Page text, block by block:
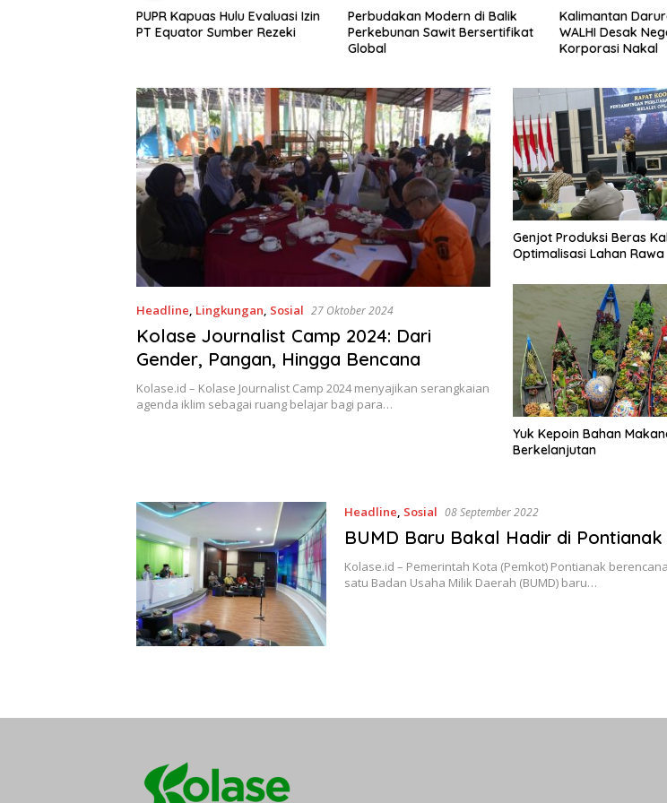
PUPR Kapuas Hulu Evaluasi Izin
PT Equator Sumber Rezeki
Perbudakan Modern di Balik
Perkebunan Sawit Bersertifikat
Global
Kalimantan Darurat
WALHI Desak
Korporasi Nakal
Headline, Lingkungan, Sosial 27 Oktober 2024
Kolase Journalist Camp 2024: Dari
Gender, Pangan, Hingga Bencana
Kolase.id – Kolase Journalist Camp 2024 menyajikan serangkaian
agenda iklim sebagai ruang belajar bagi para…
Genjot Produksi Beras
Optimalisasi Lahan Rawa
Yuk Kepoin Bahan
Berkelanjutan
Headline, Sosial 08 September 2022
BUMD Baru Bakal Hadir di Pontianak
Kolase.id – Pemerintah Kota (Pemkot) Pontianak
satu Badan Usaha Milik Daerah (BUMD) baru…